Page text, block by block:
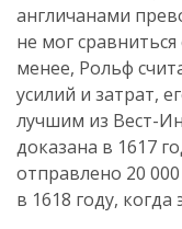
англичанами
не мог
менее, Рольф
усилий и затрат,
лучшим из Вест-
доказана в 1617
отправлено 20
в 1618 году,